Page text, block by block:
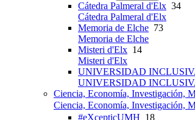
Cátedra Palmeral d'Elx 34
Cátedra Palmeral d'Elx
Memoria de Elche 73
Memoria de Elche
Misteri d'Elx 14
Misteri d'Elx
UNIVERSIDAD
UNIVERSIDAD
Ciencia, Economía, Investigación,
Ciencia, Economía, Investigación,
#eXcepticUMH 18